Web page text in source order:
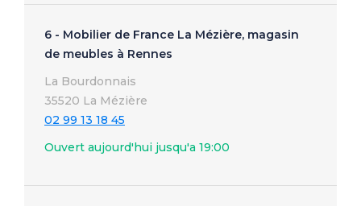
6 - Mobilier de France La Mézière, magasin
de meubles à Rennes
La Bourdonnais
35520 La Mézière
02 99 13 18 45
Ouvert aujourd'hui jusqu'a 19:00